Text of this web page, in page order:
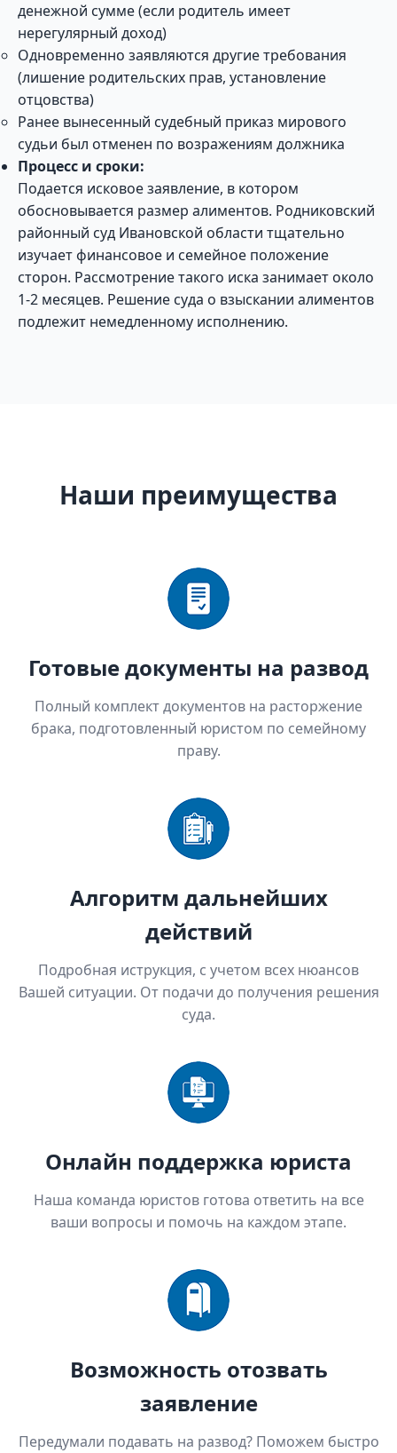
денежной сумме (если родитель имеет
нерегулярный доход)
Одновременно заявляются другие требования
(лишение родительских прав, установление
отцовства)
Ранее вынесенный судебный приказ мирового
судьи был отменен по возражениям должника
Процесс и сроки:
Подается исковое заявление, в котором
обосновывается размер алиментов. Родниковский
районный суд Ивановской области тщательно
изучает финансовое и семейное положение
сторон. Рассмотрение такого иска занимает около
1-2 месяцев. Решение суда о взыскании алиментов
подлежит немедленному исполнению.
Наши преимущества
Готовые документы на развод
Полный комплект документов на расторжение
брака, подготовленный юристом по семейному
праву.
Алгоритм дальнейших
действий
Подробная иструкция, с учетом всех нюансов
Вашей ситуации. От подачи до получения решения
суда.
Онлайн поддержка юриста
Наша команда юристов готова ответить на все
ваши вопросы и помочь на каждом этапе.
Возможность отозвать
заявление
Передумали подавать на развод? Поможем быстро